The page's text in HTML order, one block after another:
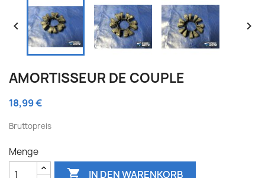
 
AMORTISSEUR DE COUPLE
18,99 €
Bruttopreis
Menge
 IN DEN WARENKORB